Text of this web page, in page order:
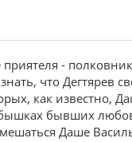
приятеля -
что Дегтярев
как известно,
бывших
Даше